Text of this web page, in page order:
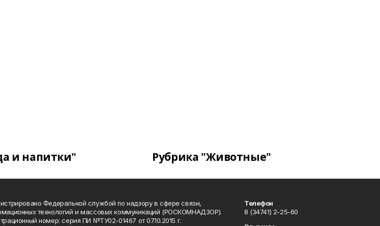
и напитки" Рубрика "Животные"
Федеральной службой по надзору в сфере связи,
технологий и массовых коммуникаций (РОСКОМНАДЗОР).
номер: серия ПИ №ТУ02-01467 от 07.10.2015 г.
Телефон
8 (34741) 2-25-60